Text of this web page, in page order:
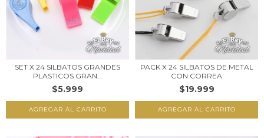
SET X 24 SILBATOS GRANDES
PLASTICOS GRAN...
$5.999
PACK X 24 SILBATOS DE METAL
CON CORREA
$19.999